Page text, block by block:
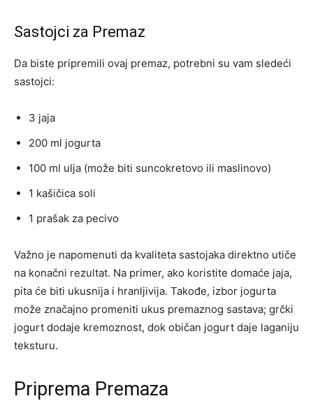
Sastojci za Premaz
Da biste pripremili ovaj premaz, potrebni su vam sledeći
sastojci:
3 jaja
200 ml jogurta
100 ml ulja (može biti suncokretovo ili maslinovo)
1 kašičica soli
1 prašak za pecivo
Važno je napomenuti da kvaliteta sastojaka direktno utiče
na konačni rezultat. Na primer, ako koristite domaće jaja,
pita će biti ukusnija i hranljivija. Takođe, izbor jogurta
može značajno promeniti ukus premaznog sastava; grčki
jogurt dodaje kremoznost, dok običan jogurt daje laganiju
teksturu.
Priprema Premaza